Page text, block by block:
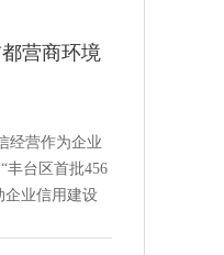
营商环境
经营作为企业
丰台区首批456
企业信用建设